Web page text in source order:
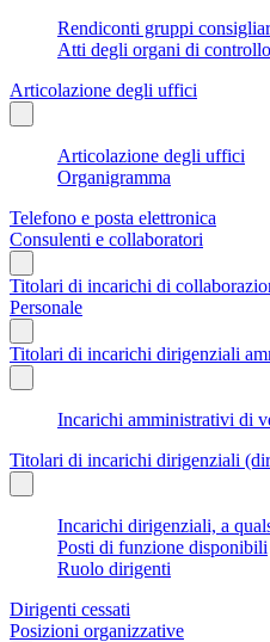
Rendiconti gruppi
Atti degli organi di controllo
Articolazione degli uffici
Articolazione degli uffici
Organigramma
Telefono e posta elettronica
Consulenti e collaboratori
Titolari di incarichi di
Personale
Titolari di incarichi dirigenziali
Incarichi amministrativi di
Titolari di incarichi dirigenziali
Incarichi dirigenziali, a
Posti di funzione disponibili
Ruolo dirigenti
Dirigenti cessati
Posizioni organizzative